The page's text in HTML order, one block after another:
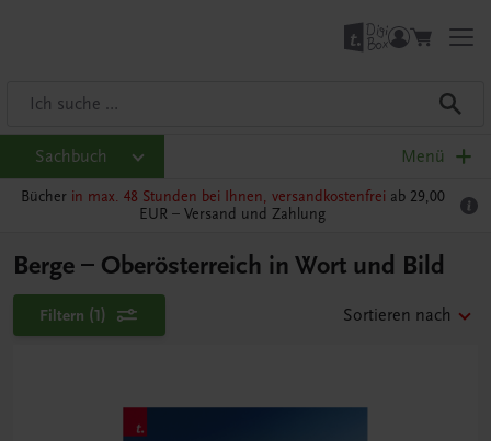
Sachbuch Menü
Bücher in max. 48 Stunden bei Ihnen, versandkostenfrei ab 29,00
EUR – Versand und Zahlung
Berge – Oberösterreich in Wort und Bild
Filtern (1) Sortieren nach